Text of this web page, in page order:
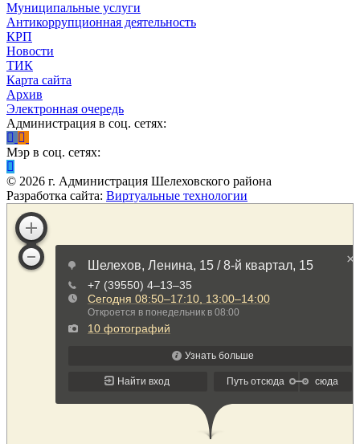
Муниципальные услуги
Антикоррупционная деятельность
КРП
Новости
ТИК
Карта сайта
Архив
Электронная очередь
Администрация в соц. сетях:
Мэр в соц. сетях:
© 2026 г. Администрация Шелеховского района
Разработка сайта: Виртуальные технологии